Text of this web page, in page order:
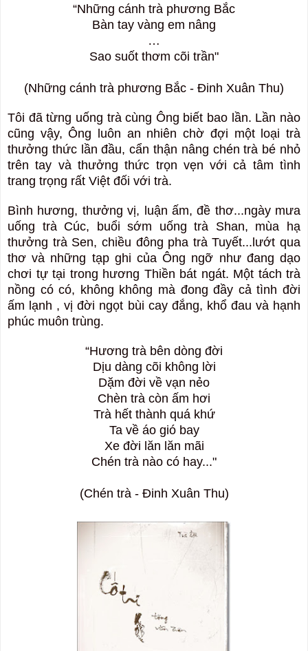
“Những cánh trà phương Bắc
Bàn tay vàng em nâng
…
Sao suốt thơm cõi trần"
(Những cánh trà phương Bắc - Đinh Xuân Thu)
Tôi đã từng uống trà cùng Ông biết bao lần. Lần nào
cũng vậy, Ông luôn an nhiên chờ đợi một loại trà
thưởng thức lần đầu, cẩn thận nâng chén trà bé nhỏ
trên tay và thưởng thức trọn vẹn với cả tâm tình
trang trọng rất Việt đối với trà.
Bình hương, thưởng vị, luận ấm, đề thơ...ngày mưa
uống trà Cúc, buổi sớm uống trà Shan, mùa hạ
thưởng trà Sen, chiều đông pha trà Tuyết...lướt qua
thơ và những tạp ghi của Ông ngỡ như đang dạo
chơi tự tại trong hương Thiền bát ngát. Một tách trà
nồng có có, không không mà đong đầy cả tình đời
ấm lạnh , vị đời ngọt bùi cay đắng, khổ đau và hạnh
phúc muôn trùng.
“Hương trà bên dòng đời
Dịu dàng cõi không lời
Dặm đời về vạn nẻo
Chèn trà còn ấm hơi
Trà hết thành quá khứ
Ta về áo gió bay
Xe đời lăn lăn mãi
Chén trà nào có hay..."
(Chén trà - Đinh Xuân Thu)